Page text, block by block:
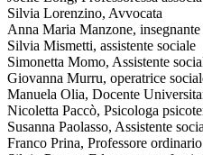
Silvia Lorenzino, Avvocata
Anna Maria Manzone,
Silvia Mismetti, assistente sociale
Simonetta Momo, Assistente
Giovanna Murru, operatrice
Manuela Olia, Docente
Nicoletta Paccò, Psicologa
Susanna Paolasso, Assistente
Franco Prina, Professore